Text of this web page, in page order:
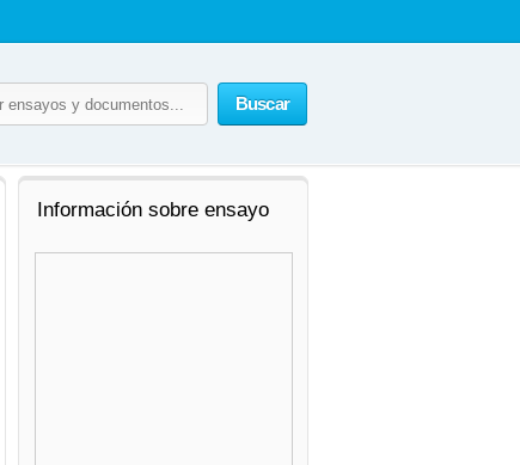
Buscar
Información sobre ensayo